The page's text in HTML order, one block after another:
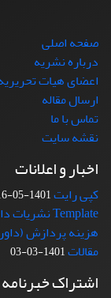
صفحه اصلی
درباره نشریه
اعضای هیات
ارسال مقاله
تماس با ما
نقشه سایت
اخبار و اعلانات
کپی رایت1401-05-16
Template نشریات دانشگاه تهران
هزینه پردازش
مقالات1401-03-03
اشتراک خبرنامه